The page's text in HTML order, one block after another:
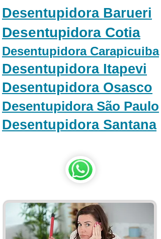
Desentupidora Barueri
Desentupidora Cotia
Desentupidora Carapicuiba
Desentupidora Itapevi
Desentupidora Osasco
Desentupidora São Paulo
Desentupidora Santana